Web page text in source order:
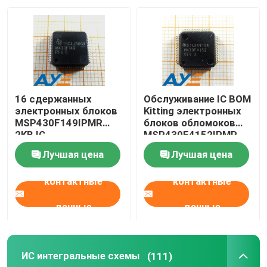
О нас
Путешествие фабрики
Проверка качества
Свяжитесь мы
Спросите цитату
ИС интегральные схемы
16 сдержанных
электронных блоков
MSP430F149IPMR
2KB IC
микроконтроллера
Лучшая цена
контактные
данные
Обслуживание IC BOM
Kitting электронных
блоков обломоков
MSP430F4152IPMR
Лучшая цена
контактные
данные
ИС интегральные схемы (111)